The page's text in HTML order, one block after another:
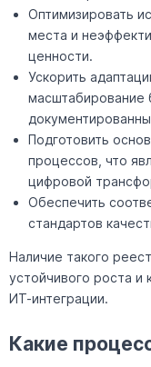
Оптимизировать
места и
ценности.
Ускорить
масштабирование
Подготовить
процессов, что
цифровой
Обеспечить
стандартов
Наличие такого
устойчивого роста и
ИТ-интеграции.
Какие